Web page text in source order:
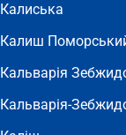
Калиська
Калиш
Кальварія
Кальварія-